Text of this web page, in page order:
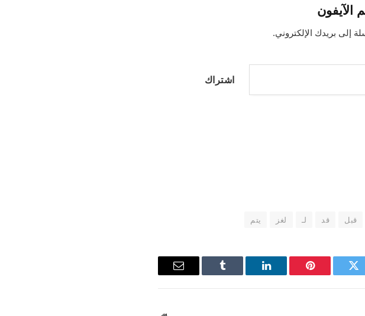
الآيفون
إلى بريدك الإلكتروني.
اشتراك
قبل قد لـ لغز يتم
تويتر بينتيريستلينكدإن Tumblr
البريد